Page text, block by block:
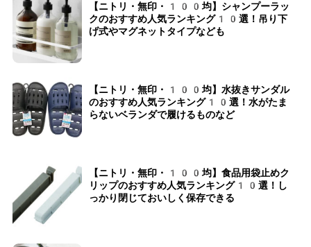
【ニトリ・無印・100均】シャンプーラッ
クのおすすめ人気ランキング10選！吊り下
げ式やマグネットタイプなども
【ニトリ・無印・100均】水抜きサンダル
のおすすめ人気ランキング10選！水がたま
らないベランダで履けるものなど
【ニトリ・無印・100均】食品用袋止めク
リップのおすすめ人気ランキング10選！し
っかり閉じておいしく保存できる